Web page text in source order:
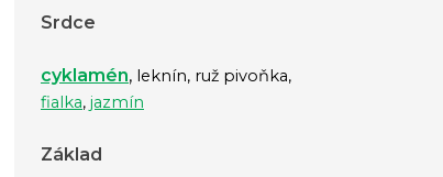
Srdce
cyklamén, leknín, ruž pivoňka,
fialka, jazmín
Základ